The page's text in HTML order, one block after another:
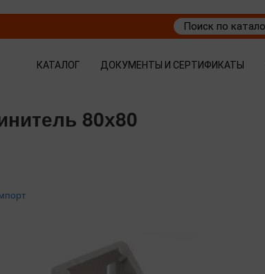
КАТАЛОГ ДОКУМЕНТЫ И СЕРТИФИКАТЫ
80х80